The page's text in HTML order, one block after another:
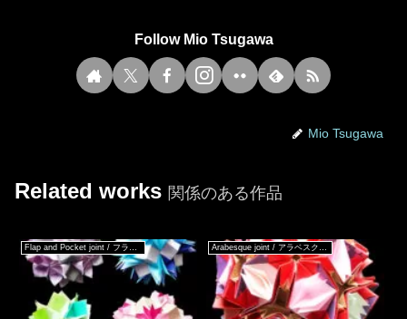
Follow Mio Tsugawa
Mio Tsugawa
Related works 関係のある作品